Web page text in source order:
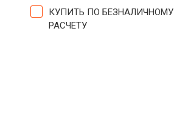
КУПИТЬ ПО БЕЗНАЛИЧНОМУ
РАСЧЕТУ